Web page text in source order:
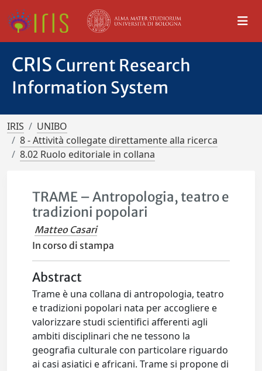
CRIS Current Research
Information System
IRIS
UNIBO
8 - Attività collegate direttamente alla ricerca
8.02 Ruolo editoriale in collana
TRAME – Antropologia, teatro e
tradizioni popolari
Matteo Casari
In corso di stampa
Abstract
Trame è una collana di antropologia, teatro
e tradizioni popolari nata per accogliere e
valorizzare studi scientifici afferenti agli
ambiti disciplinari che ne tessono la
geografia culturale con particolare riguardo
ai casi asiatici e africani. Trame si propone di